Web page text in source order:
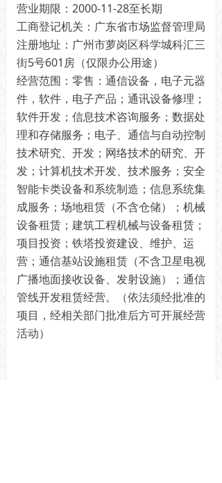
营业期限：2000-11-28至长期
工商登记机关：广东省市场监督管理局
注册地址：广州市萝岗区科学城科汇三
街5号601房（仅限办公用途）
经营范围：零售：通信设备，电子元器
件，软件，电子产品；通讯设备修理；
软件开发；信息技术咨询服务；数据处
理和存储服务；电子、通信与自动控制
技术研究、开发；网络技术的研究、开
发；计算机技术开发、技术服务；安全
智能卡类设备和系统制造；信息系统集
成服务；场地租赁（不含仓储）；机械
设备租赁；建筑工程机械与设备租赁；
项目投资；铁塔投资建设、维护、运
营；通信基站设施租赁（不含卫星电视
广播地面接收设备、发射设施）；通信
管线开发租赁经营。（依法须经批准的
项目，经相关部门批准后方可开展经营
活动）